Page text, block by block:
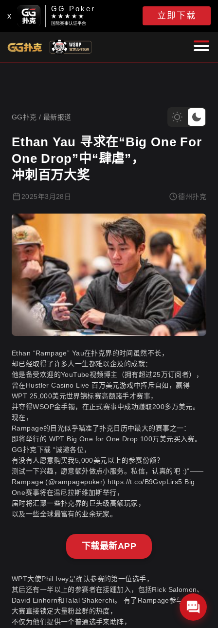
x
GG Poker
★ ★ ★ ★ ★
国际赛事认证平台
立即下载
GG扑克 / 最新报道
Ethan Yau 寻求在“Big One For
One Drop”中“肆虐”，
冲刺百万大奖
2025年3月28日 德州扑克
Ethan “Rampage” Yau在扑克界的时间虽然不长，
却已经取得了许多人一生都难以企及的成就：
他是备受欢迎的YouTube视频博主（拥有超过25万订阅者），
曾在Hustler Casino Live 百万美元游戏中挥斥自如，赢得
WPT 25,000美元世界锦标赛高额赌手才赛事，
并夺得WSOP金手镯，在正式赛事中成功赚取200多万美元。
现在，
Rampage的目光似乎瞄准了扑克日历中最大的赛事之一：
即将举行的 WPT Big One for One Drop 100万美元买入赛。
GG扑克下载 “诚邀各位，
有没有人愿意购买我5,000美元以上的参赛份额？
测试一下兴趣，愿意额外做点小服务。私信，认真的吧 :)”——
Rampage (@rampagepoker) https://t.co/B9GvpLirs5 Big
One赛事将在温尼拉斯维加斯举行，
届时将汇聚一些扑克界的巨头级高额玩家，
以及一些全球最富有的业余玩家。
下载最新APP
WPT大使Phil Ivey是确认参赛的第一位选手，
其后还有一半以上的参赛者在接踵加入，包括Rick Salomon、
David Einhorn和Talal Shakerchi。 有了Rampage参与，
大赛直接锁定大量粉丝群的热度，
不仅为他们提供一个普通选手来助阵，